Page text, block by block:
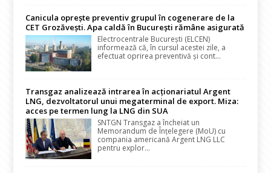
Canicula oprește preventiv grupul în cogenerare de la
CET Grozăvești. Apa caldă în București rămâne asigurată
Electrocentrale București (ELCEN)
informează că, în cursul acestei zile, a
efectuat oprirea preventivă și cont...
Transgaz analizează intrarea în acționariatul Argent
LNG, dezvoltatorul unui megaterminal de export. Miza:
acces pe termen lung la LNG din SUA
SNTGN Transgaz a încheiat un
Memorandum de Înțelegere (MoU) cu
compania americană Argent LNG LLC
pentru explor...